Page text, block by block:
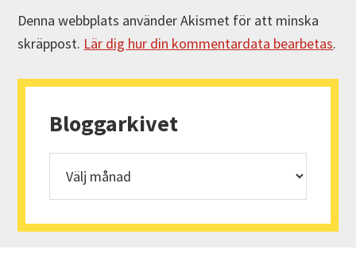
Denna webbplats använder Akismet för att minska
skräppost. Lär dig hur din kommentardata bearbetas.
Primärt
sidofält
Bloggarkivet